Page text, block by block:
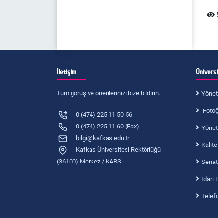
İletişim
Tüm görüş ve önerilerinizi bize bildirin.
0 (474) 225 11 50-56
0 (474) 225 11 60 (Fax)
bilgi@kafkas.edu.tr
Kafkas Üniversitesi Rektörlüğü
(36100) Merkez / KARS
İdari